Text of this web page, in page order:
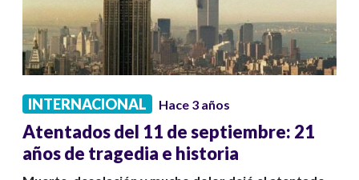
INTERNACIONAL Hace 3 años
Atentados del 11 de septiembre: 21
años de tragedia e historia